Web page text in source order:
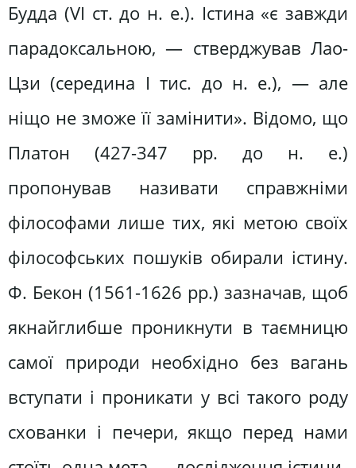
Будда (VI ст. до н. е.). Істина «є завжди
парадоксальною, — стверджував Лао-
Цзи (середина І тис. до н. е.), — але
ніщо не зможе її замінити». Відомо, що
Платон (427-347 рр. до н. е.)
пропонував називати справжніми
філософами лише тих, які метою своїх
філософських пошуків обирали істину.
Ф. Бекон (1561-1626 рр.) зазначав, щоб
якнайглибше проникнути в таємницю
самої природи необхідно без вагань
вступати і проникати у всі такого роду
схованки і печери, якщо перед нами